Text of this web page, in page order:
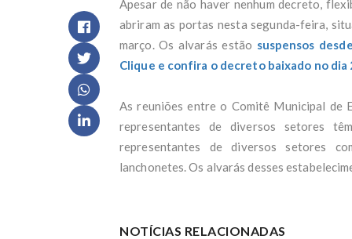
diz
Apesar de não haver nenhum decreto,
abriram as portas nesta segunda-feira,
março. Os alvarás estão suspensos
Clique e confira o decreto baixado no dia
As reuniões entre o Comitê Municipal de
representantes de diversos setores
representantes de diversos setores
lanchonetes. Os alvarás desses
NOTÍCIAS RELACIONADAS